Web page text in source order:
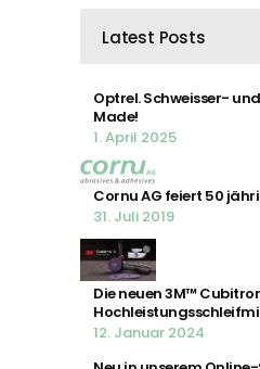
Latest Posts
Optrel. Schweisser-
Made!
1. April 2025
Cornu AG feiert 50
31. Juli 2019
Die neuen 3M™
12. Januar 2024